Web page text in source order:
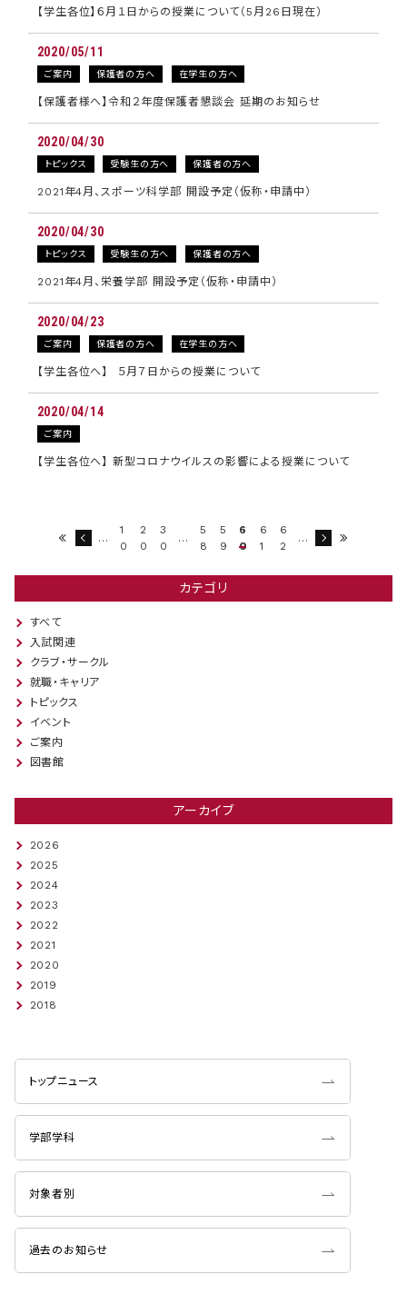
【学生各位】６月１日からの授業について（5月26日現在）
2020/05/11
ご案内 保護者の方へ 在学生の方へ
【保護者様へ】令和２年度保護者懇談会 延期のお知らせ
2020/04/30
トピックス 受験生の方へ 保護者の方へ
2021年4月、スポーツ科学部 開設予定（仮称・申請中）
2020/04/30
トピックス 受験生の方へ 保護者の方へ
2021年4月、栄養学部 開設予定（仮称・申請中）
2020/04/23
ご案内 保護者の方へ 在学生の方へ
【学生各位へ】 ５月７日からの授業について
2020/04/14
ご案内
【学生各位へ】 新型コロナウイルスの影響による授業について
…
1
0
2
0
3
0
…
5
8
5
9
6
0
6
1
6
2
…
カテゴリ
すべて
入試関連
クラブ・サークル
就職・キャリア
トピックス
イベント
ご案内
図書館
アーカイブ
2026
2025
2024
2023
2022
2021
2020
2019
2018
トップニュース
学部学科
対象者別
過去のお知らせ